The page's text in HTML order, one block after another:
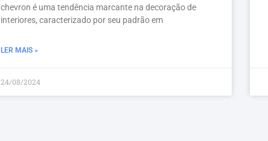
chevron é uma tendência marcante na decoração de
interiores, caracterizado por seu padrão em
LER MAIS »
24/08/2024